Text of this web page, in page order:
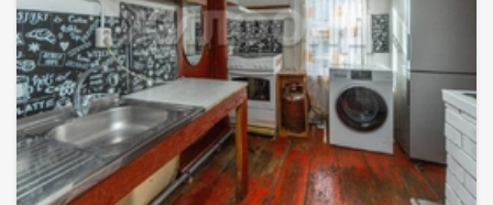
домой. Газ проходит по улице. Водоснабжение центральное.
Благодаря хорошей транспортной развязке вы сможете
быстро добраться в любую точку Барнаула и не только.
Звоните. Просмотр по договоренности. Возможен обмен на
вашу недвижимость. Возможна продажа в рассрочку. При
звонке, пожалуйста, сообщите номер варианта -
JV008022136864. Ольга Владимировна